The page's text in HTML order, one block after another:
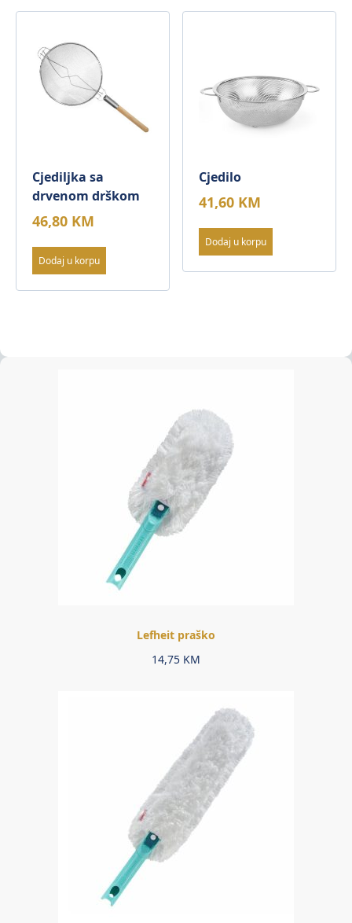
Cjediljka sa
drvenom drškom
46,80 KM
Dodaj u korpu
Cjedilo
41,60 KM
Dodaj u korpu
Lefheit praško
14,75 KM